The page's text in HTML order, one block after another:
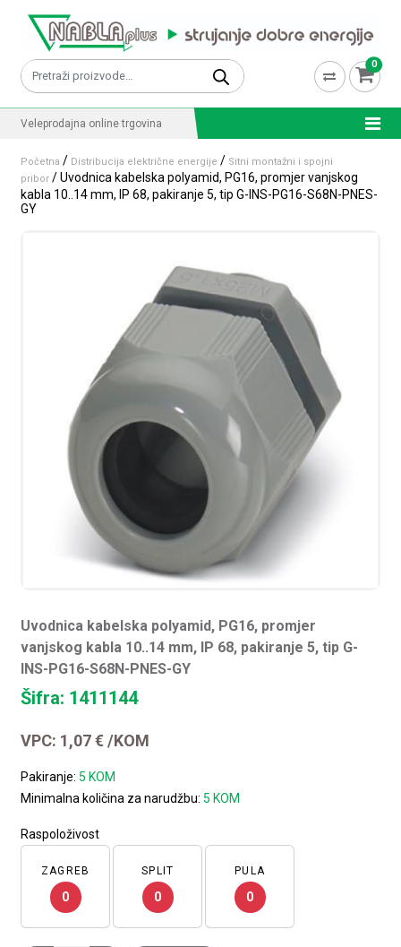
Pretraži: 0
Veleprodajna online trgovina
Početna / Distribucija električne energije / Sitni montažni i spojni
pribor / Uvodnica kabelska polyamid, PG16, promjer vanjskog
kabla 10..14 mm, IP 68, pakiranje 5, tip G-INS-PG16-S68N-PNES-
GY
Uvodnica kabelska polyamid, PG16, promjer
vanjskog kabla 10..14 mm, IP 68, pakiranje 5, tip G-
INS-PG16-S68N-PNES-GY
Šifra: 1411144
VPC: 1,07€ /KOM
Pakiranje: 5 KOM
Minimalna količina za narudžbu: 5 KOM
Raspoloživost
ZAGREB
0
SPLIT
0
PULA
0